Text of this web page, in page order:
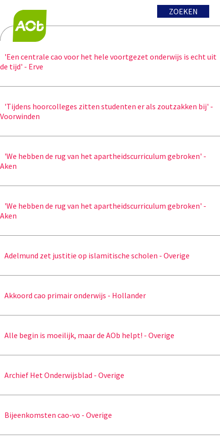
ZOEKEN
'Een centrale cao voor het hele voortgezet onderwijs is echt uit
de tijd' - Erve
'Tijdens hoorcolleges zitten studenten er als zoutzakken bij' -
Voorwinden
'We hebben de rug van het apartheidscurriculum gebroken' -
Aken
'We hebben de rug van het apartheidscurriculum gebroken' -
Aken
Adelmund zet justitie op islamitische scholen - Overige
Akkoord cao primair onderwijs - Hollander
Alle begin is moeilijk, maar de AOb helpt! - Overige
Archief Het Onderwijsblad - Overige
Bijeenkomsten cao-vo - Overige